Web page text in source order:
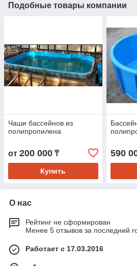
Подобные товары компании
Чаши бассейнов из
полипропилена
от 200 000 ₸
Купить
590
О нас
Рейтинг не сформирован
Менее 5 отзывов за последний
Работает с 17.03.2016